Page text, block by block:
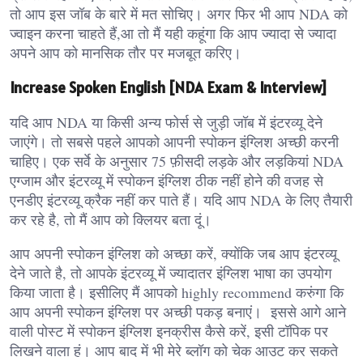
तो आप इस जॉब के बारे में मत सोचिए। अगर फिर भी आप NDA को
ज्वाइन करना चाहते हैं,आ तो मैं यही कहूंगा कि आप ज्यादा से ज्यादा
अपने आप को मानसिक तौर पर मजबूत करिए।
Increase Spoken English [NDA Exam & Interview]
यदि आप NDA या किसी अन्य फोर्स से जुड़ी जॉब में इंटरव्यू देने
जाएंगे। तो सबसे पहले आपको आपनी स्पोकन इंग्लिश अच्छी करनी
चाहिए। एक सर्वे के अनुसार 75 फ़ीसदी लड़के और लड़कियां NDA
एग्जाम और इंटरव्यू में स्पोकन इंग्लिश ठीक नहीं होने की वजह से
एनडीए इंटरव्यू क्रैक नहीं कर पाते हैं। यदि आप NDA के लिए तैयारी
कर रहे है, तो मैं आप को क्लियर बता दूं।
आप अपनी स्पोकन इंग्लिश को अच्छा करें, क्योंकि जब आप इंटरव्यू
देने जाते है, तो आपके इंटरव्यू में ज्यादातर इंग्लिश भाषा का उपयोग
किया जाता है। इसीलिए मैं आपको highly recommend करुंगा कि
आप अपनी स्पोकन इंग्लिश पर अच्छी पकड़ बनाएं। इससे आगे आने
वाली पोस्ट में स्पोकन इंग्लिश इनक्रीस कैसे करें, इसी टॉपिक पर
लिखने वाला हूं। आप बाद में भी मेरे ब्लॉग को चेक आउट कर सकते